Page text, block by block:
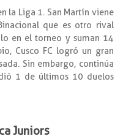
la Liga 1. San Martín viene
que es otro rival
en el torneo y suman 14
Cusco FC logró un gran
Sin embargo, continúa
1 de últimos 10 duelos
Juniors